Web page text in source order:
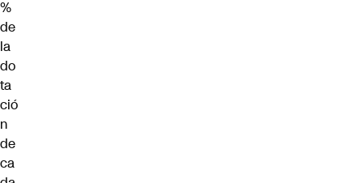
%
de
la
do
ta
ció
n
de
ca